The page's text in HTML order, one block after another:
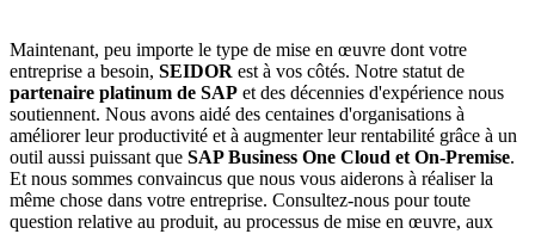
Maintenant, peu importe le type de mise en œuvre dont votre
entreprise a besoin, SEIDOR est à vos côtés. Notre statut de
partenaire platinum de SAP et des décennies d'expérience nous
soutiennent. Nous avons aidé des centaines d'organisations à
améliorer leur productivité et à augmenter leur rentabilité grâce à un
outil aussi puissant que SAP Business One Cloud et On-Premise.
Et nous sommes convaincus que nous vous aiderons à réaliser la
même chose dans votre entreprise. Consultez-nous pour toute
question relative au produit, au processus de mise en œuvre, aux